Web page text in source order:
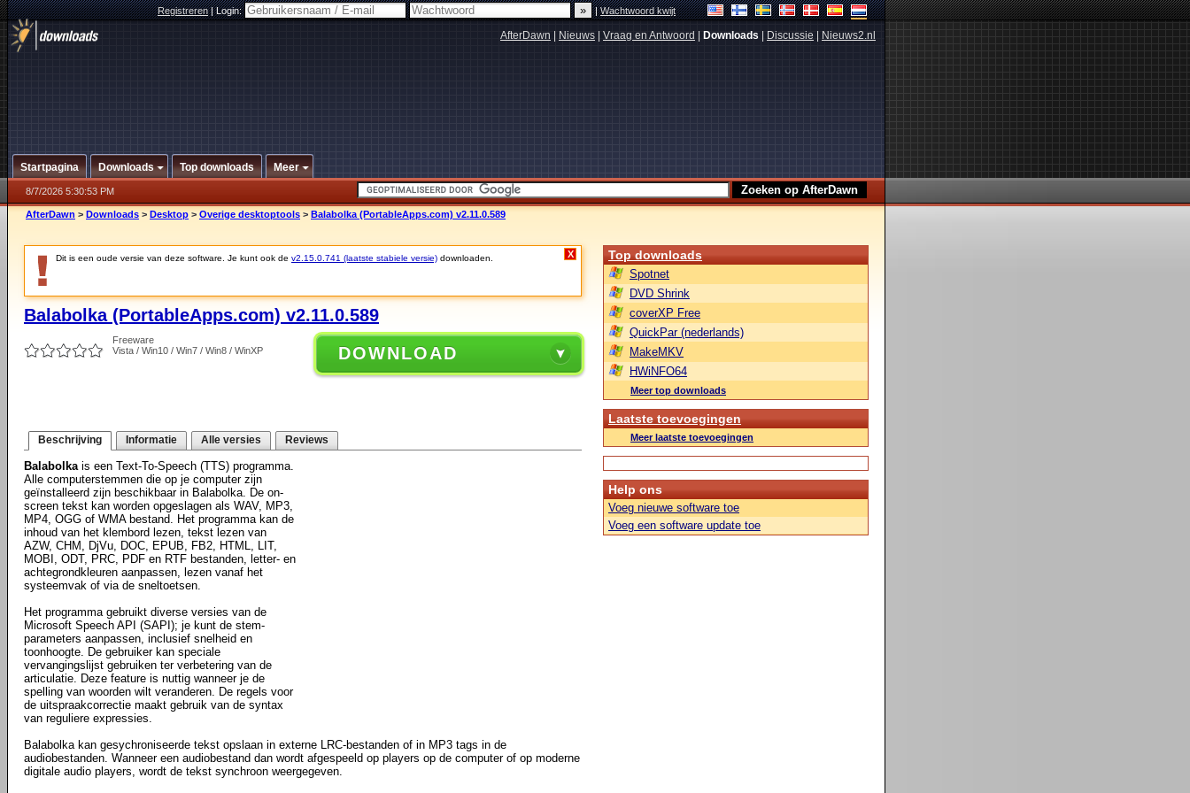
Registreren|Login: |Wachtwoord kwijt
AfterDawn Nieuws Vraag en Antwoord Downloads Discussie Nieuws2.nl
Startpagina Downloads Top downloads Meer
8/7/2026 5:30:53 PM
AfterDawn > Downloads > Desktop > Overige desktoptools > Balabolka (PortableApps.com) v2.11.0.589
Dit is een oude versie van deze software. Je kunt ook de v2.15.0.741 (laatste stabiele versie) downloaden. X
Balabolka (PortableApps.com) v2.11.0.589
Freeware
Vista / Win10 / Win7 / Win8 / WinXP
DOWNLOAD
Beschrijving Informatie Alle versies Reviews
Balabolkais een Text-To-Speech (TTS) programma.
Alle computerstemmen die op je computer zijn
geïnstalleerd zijn beschikbaar in Balabolka. De on-
screen tekst kan worden opgeslagen als WAV, MP3,
MP4, OGG of WMA bestand. Het programma kan de
inhoud van het klembord lezen, tekst lezen van
AZW, CHM, DjVu, DOC, EPUB, FB2, HTML, LIT,
MOBI, ODT, PRC, PDF en RTF bestanden, letter- en
achtegrondkleuren aanpassen, lezen vanaf het
systeemvak of via de sneltoetsen.
Het programma gebruikt diverse versies van de
Microsoft Speech API (SAPI); je kunt de stem-
parameters aanpassen, inclusief snelheid en
toonhoogte. De gebruiker kan speciale
vervangingslijst gebruiken ter verbetering van de
articulatie. Deze feature is nuttig wanneer je de
spelling van woorden wilt veranderen. De regels voor
de uitspraakcorrectie maakt gebruik van de syntax
van reguliere expressies.
Balabolka kan gesychroniseerde tekst opslaan in externe LRC-bestanden of in MP3 tags in de
audiobestanden. Wanneer een audiobestand dan wordt afgespeeld op players op de computer of op moderne
digitale audio players, wordt de tekst synchroon weergegeven.
Top downloads
Spotnet
DVD Shrink
coverXP Free
QuickPar (nederlands)
MakeMKV
HWiNFO64
Meer top downloads
Laatste toevoegingen
Meer laatste toevoegingen
Help ons
Voeg nieuwe software toe
Voeg een software update toe